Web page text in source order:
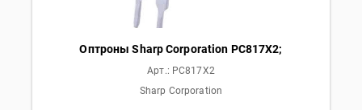
Оптроны Sharp Corporation PC817X2;
Арт.: PC817X2
Sharp Corporation